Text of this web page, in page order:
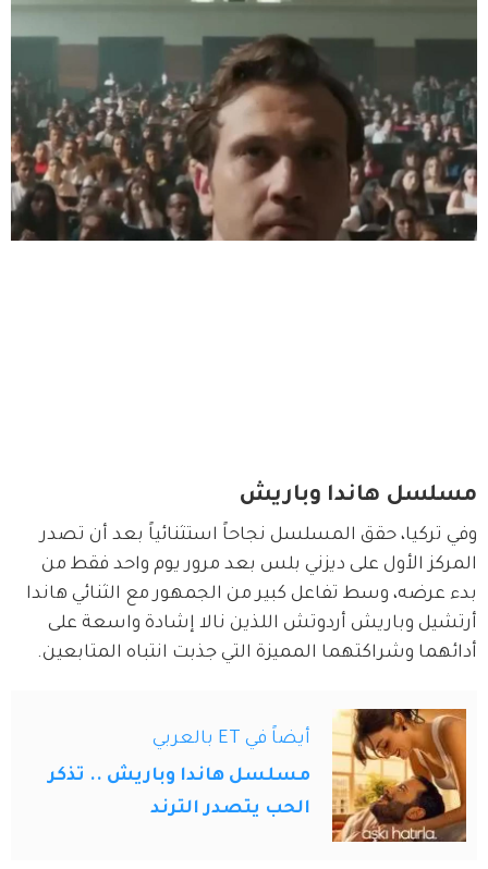
مسلسل هاندا وباريش
وفي تركيا، حقق المسلسل نجاحاً استثنائياً بعد أن تصدر
المركز الأول على ديزني بلس بعد مرور يوم واحد فقط من
بدء عرضه، وسط تفاعل كبير من الجمهور مع الثنائي هاندا
أرتشيل وباريش أردوتش اللذين نالا إشادة واسعة على
أدائهما وشراكتهما المميزة التي جذبت انتباه المتابعين.
أيضاً في ET بالعربي
مسلسل هاندا وباريش .. تذكر
الحب يتصدر الترند